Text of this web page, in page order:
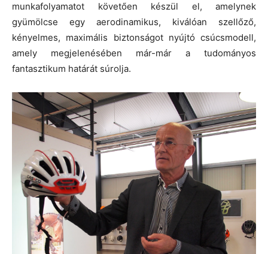
munkafolyamatot követően készül el, amelynek
gyümölcse egy aerodinamikus, kiválóan szellőző,
kényelmes, maximális biztonságot nyújtó csúcsmodell,
amely megjelenésében már-már a tudományos
fantasztikum határát súrolja.